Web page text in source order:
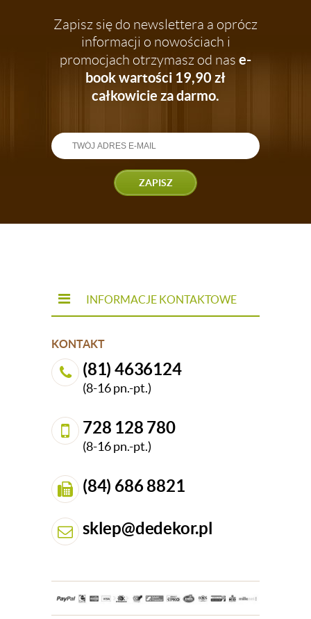
Zapisz się do newslettera a oprócz
informacji o nowościach i
promocjach otrzymasz od nas e-
book wartości 19,90 zł
całkowicie za darmo.
ZAPISZ
INFORMACJE KONTAKTOWE
KONTAKT
(81) 4636124
(8-16 pn.-pt.)
728 128 780
(8-16 pn.-pt.)
(84) 686 8821
sklep@dedekor.pl